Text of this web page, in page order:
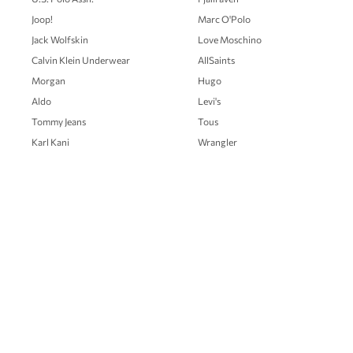
Joop!
Jack Wolfskin
Calvin Klein Underwear
Morgan
Aldo
Tommy Jeans
Karl Kani
Marc O'Polo
Love Moschino
AllSaints
Hugo
Levi's
Tous
Wrangler